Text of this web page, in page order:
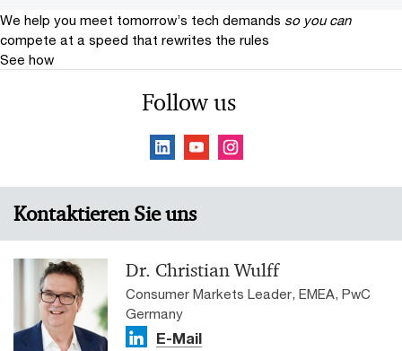
We help you meet tomorrow’s tech demands so you can
compete at a speed that rewrites the rules
See how
Follow us
Kontaktieren Sie uns
Dr. Christian Wulff
Consumer Markets Leader, EMEA, PwC
Germany
E-Mail